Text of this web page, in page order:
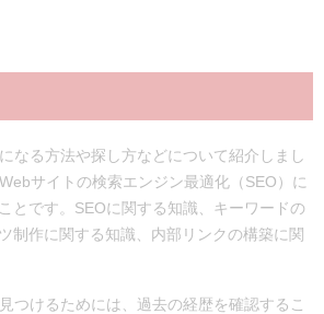
なる方法や探し方などについて紹介しまし
サイトの検索エンジン最適化（SEO）に
とです。SEOに関する知識、キーワードの
制作に関する知識、内部リンクの構築に関
つけるためには、過去の経歴を確認するこ